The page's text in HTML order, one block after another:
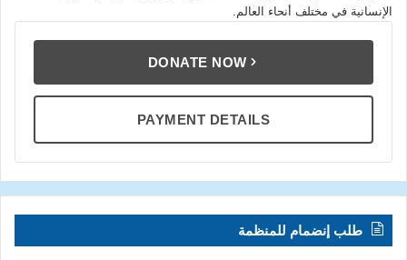
الإنسانية في مختلف أنحاء العالم.
DONATE NOW
PAYMENT DETAILS
طلب إنضمام للمنظمة